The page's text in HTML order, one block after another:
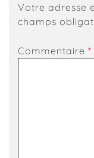
Votre adresse
champs
Commentaire *